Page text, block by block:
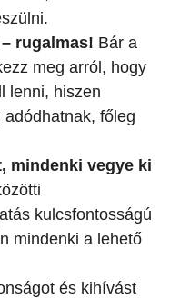
rugalmas! Bár a
meg arról, hogy
lenni, hiszen
főleg
mindenki vegye ki
kulcsfontosságú
mindenki a lehető
és kihívást